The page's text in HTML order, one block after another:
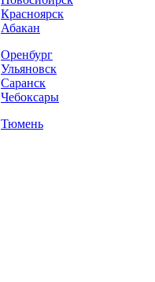
Красноярск
Абакан
Оренбург
Ульяновск
Саранск
Чебоксары
Тюмень